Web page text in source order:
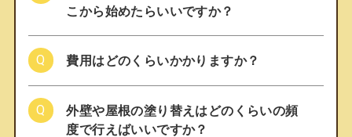
こから始めたらいいですか？
費用はどのくらいかかりますか？
外壁や屋根の塗り替えはどのくらいの頻
度で行えばいいですか？